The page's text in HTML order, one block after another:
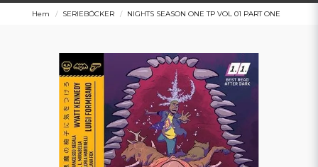
Hem SERIEBÖCKER NIGHTS SEASON ONE TP VOL 01 PART ONE